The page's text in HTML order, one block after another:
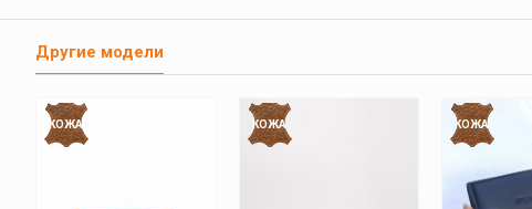
Другие модели
КОЖА КОЖА КОЖА